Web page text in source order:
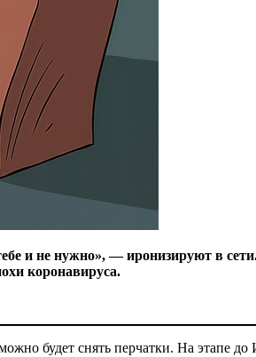
и не нужно», — иронизируют в
коронавируса.
будет снять перчатки. На этапе